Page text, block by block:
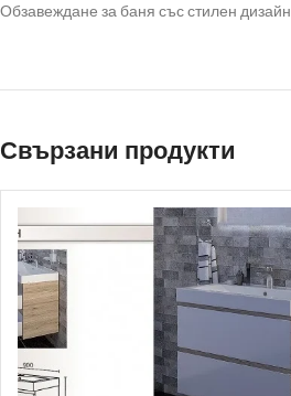
Обзавеждане за баня със стилен
Свързани продукти